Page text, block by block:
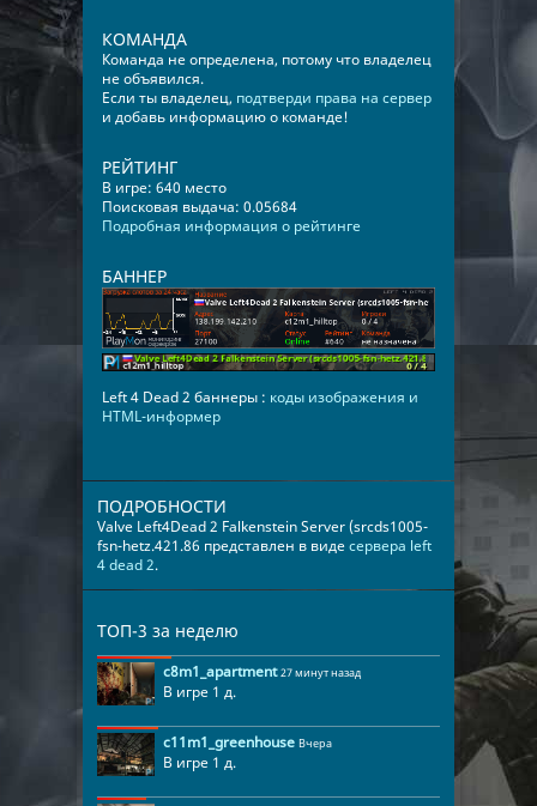
КОМАНДА
Команда не определена, потому что владелец
не объявился.
Если ты владелец, подтверди права на сервер
и добавь информацию о команде!
РЕЙТИНГ
В игре: 640 место
Поисковая выдача: 0.05684
Подробная информация о рейтинге
БАННЕР
Left 4 Dead 2 баннеры : коды изображения и
HTML-информер
ПОДРОБНОСТИ
Valve Left4Dead 2 Falkenstein Server (srcds1005-
fsn-hetz.421.86 представлен в видесервера left
4 dead 2.
ТОП-3 за неделю
c8m1_apartment 27 минут назад
В игре 1 д.
c11m1_greenhouse Вчера
В игре 1 д.